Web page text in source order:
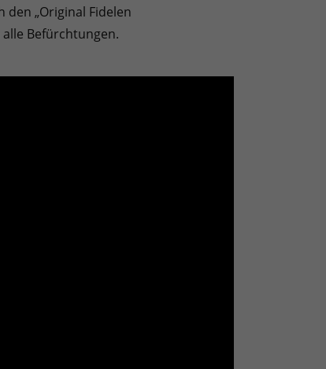
den „Original Fidelen
Befürchtungen.